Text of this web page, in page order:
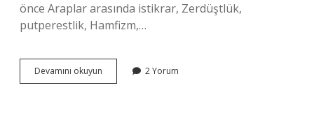
önce Araplar arasında istikrar, Zerdüştlük,
putperestlik, Hamfizm,…
Devamını okuyun
Kacinci
2 Yorum